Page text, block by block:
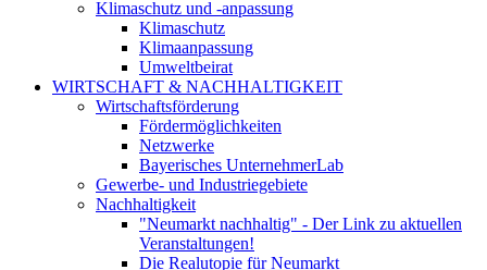
Klimaschutz und -anpassung
Klimaschutz
Klimaanpassung
Umweltbeirat
WIRTSCHAFT & NACHHALTIGKEIT
Wirtschaftsförderung
Fördermöglichkeiten
Netzwerke
Bayerisches UnternehmerLab
Gewerbe- und Industriegebiete
Nachhaltigkeit
"Neumarkt nachhaltig" - Der Link zu aktuellen
Veranstaltungen!
Die Realutopie für Neumarkt